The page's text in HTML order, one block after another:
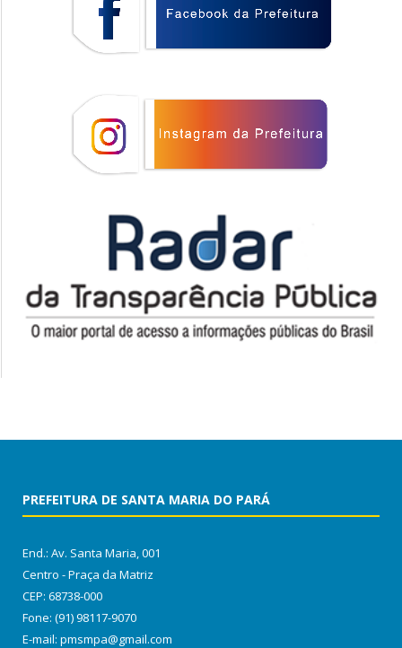
PREFEITURA DE SANTA MARIA DO PARÁ
End.: Av. Santa Maria, 001
Centro - Praça da Matriz
CEP: 68738-000
Fone: (91) 98117-9070
E-mail: pmsmpa@gmail.com